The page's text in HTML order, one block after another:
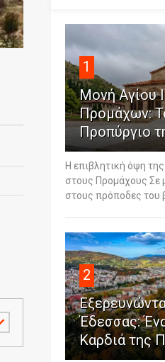
1
Μονή Αγίου
Προμάχων:
Προπύργιο
Η επιβλητική όψη
στους Προμάχους Σε
στους πρόποδες του
2
Έδεσσας:
Καρδιά της